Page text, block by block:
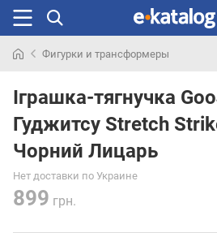
раньше
Фигурки и трансформеры
Іграшка-тягнучка
Гуджитсу Stretch
Чорний Лицарь
Нет доставки по Украине
899 грн.